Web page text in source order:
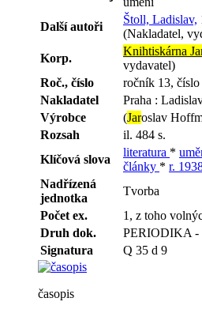
Další autoři
Štoll, Ladislav,
(Nakladatel,
Korp.
Knihtiskárna
vydavatel)
Roč., číslo
ročník 13,
Nakladatel
Praha :
Výrobce
(Jaroslav
Rozsah
il. 484 s.
Klíčová slova
literatura *
články * r.
Nadřízená
jednotka
Tvorba
Počet ex.
1, z toho
Druh dok.
PERIODIKA -
Signatura
Q 35 d 9
časopis